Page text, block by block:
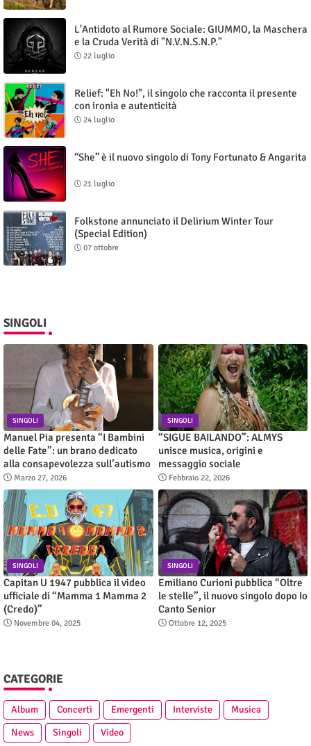
L'Antidoto al Rumore Sociale: GIUMMO, la Maschera
e la Cruda Verità di "N.V.N.S.N.P."
22 luglio
Relief: "Eh No!", il singolo che racconta il presente
con ironia e autenticità
24 luglio
“She” è il nuovo singolo di Tony Fortunato & Angarita
21 luglio
Folkstone annunciato il Delirium Winter Tour
(Special Edition)
07 ottobre
SINGOLI
SINGOLI
Manuel Pia presenta “I Bambini
delle Fate”: un brano dedicato
alla consapevolezza sull’autismo
Marzo 27, 2026
SINGOLI
“SIGUE BAILANDO”: ALMYS
unisce musica, origini e
messaggio sociale
Febbraio 22, 2026
SINGOLI
Capitan U 1947 pubblica il video
ufficiale di “Mamma 1 Mamma 2
(Credo)”
Novembre 04, 2025
SINGOLI
Emiliano Curioni pubblica “Oltre
le stelle”, il nuovo singolo dopo Io
Canto Senior
Ottobre 12, 2025
CATEGORIE
Album Concerti Emergenti Interviste
Musica
News
Singoli Video